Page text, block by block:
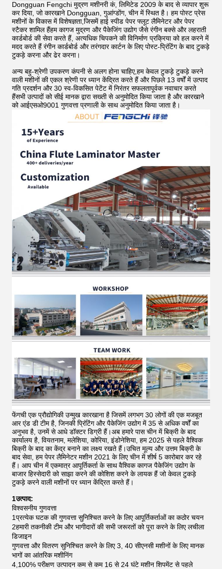
Dongguan Fengchi मुद्रण मशीनरी कं, लिमिटेड 2009 के बाद से व्यापार शुरू
कर दिया, जो कारखाने Dongguan, गुआंग्डोंग, चीन में स्थित है। हम पोस्ट प्रेस
मशीनों के विकास में विशेषज्ञता,जिसमें हाई स्पीड पेपर फ्लूट लैमिनेटर और पेपर
स्टैकर शामिल हैंहम कागज मुद्रण और पैकेजिंग उद्योग जैसे रंगीन बक्से और लहराती
कार्डबोर्ड की सेवा करते हैं, अत्यधिक चिपकने की विनिर्माण प्रक्रिया को हल करने में
मदद करते हैं रंगीन कार्डबोर्ड और तरंगदार कार्टन के लिए पोस्ट-प्रिंटिंग के बाद टुकड़े
टुकड़े करना और ढेर करना।
अन्य बहु-श्रेणी उपकरण कंपनी से अलग होना चाहिए,हम केवल टुकड़े टुकड़े करने
वाली मशीनों की एकल श्रेणी पर ध्यान केंद्रित करते हैं और पिछले 13 वर्षों में उत्पाद
गति प्रदर्शन और 30 स्व-विकसित पेटेंट में निरंतर सफलतापूर्वक नवाचार करते
हैंसभी उत्पादों को सीई मानक द्वारा सख्ती से अनुमोदित किया जाता है और कारखाने
को आईएसओ9001 गुणवत्ता प्रणाली के साथ अनुमोदित किया जाता है।
फेंगची एक प्रौद्योगिकी उन्मुख कारखाना है जिसमें लगभग 30 लोगों की एक मजबूत
आर एंड डी टीम है, जिनकी प्रिंटिंग और पैकेजिंग उद्योग में 35 से अधिक वर्षों का
अनुभव है, उनमें से आधे डॉक्टर डिग्री हैं।अब हमारे पास चीन में बिक्री के बाद
कार्यालय है, वियतनाम, मलेशिया, कोरिया, इंडोनेशिया, हम 2025 से पहले वैश्विक
बिक्री के बाद का केंद्र बनाने का लक्ष्य रखते हैं।उचित मूल्य और उत्तम बिक्री के
बाद सेवा, हम पेपर लैमिनेटर मशीन 2021 के लिए चीन में शीर्ष 5 कारोबार कर रहे
हैं। आप चीन में एकमात्र आपूर्तिकर्ता के साथ वैश्विक कागज पैकेजिंग उद्योग के
बाजार हिस्सेदारी को साझा करने की कोशिश करने के लायक हैं जो केवल टुकड़े
टुकड़े करने वाली मशीनों पर ध्यान केंद्रित करते हैं।
1उत्पाद:
विश्वसनीय गुणवत्ता
1प्रत्येक घटक की गुणवत्ता सुनिश्चित करने के लिए आपूर्तिकर्ताओं का कठोर चयन
2हमारी तकनीकी टीम और भागीदारों की सभी जरूरतों को पूरा करने के लिए लचीला
डिजाइन
गुणवत्ता और वितरण सुनिश्चित करने के लिए 3, 40 सीएनसी मशीनों के लिए मानक
भागों का आंतरिक मशीनिंग
4,100% परीक्षण उत्पादन कम से कम 16 से 24 घंटे मशीन शिपमेंट से पहले